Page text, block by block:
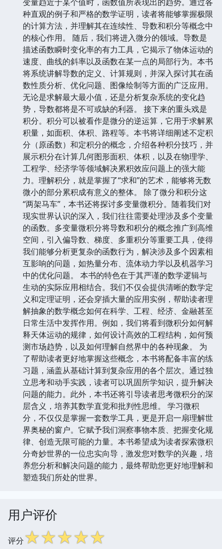
种直观的例子和严格的数学证明，读者将能够掌握极限
的计算方法，并理解其在连续性、导数和积分等概念中
的核心作用。 随后，我们将进入微分的领域。导数是
描述函数瞬时变化率的有力工具，它揭示了物体运动的
速度、曲线的斜率以及函数在某一点的局部行为。本书
将系统讲解导数的定义、计算规则，并深入探讨其在函
数性质分析、优化问题、图像绘制等方面的广泛应用。
无论是求解最大最小值，还是分析复杂系统的变化趋
势，导数都将是不可或缺的利器。 接下来的重头戏是
积分。积分可以被看作是微分的逆运算，它用于求解累
积量，如面积、体积、路程等。本书将详细阐述不定积
分（原函数）和定积分的概念，介绍各种积分技巧，并
展示积分在计算几何图形面积、体积，以及在物理学、
工程学、经济学等领域解决累积效应问题上的强大能
力。理解积分，就是掌握了“求和”的艺术，能够将无数
微小的部分累积成有意义的整体。 除了微分和积分这
“两架马车”，本书还将探讨多变量微积分。随着我们对
现实世界认识的深入，我们往往需要处理涉及多个变量
的函数。多变量微积分将导数和积分的概念推广到高维
空间，引入偏导数、梯度、多重积分等重要工具，使得
我们能够分析更复杂的函数行为，解决涉及多个因素相
互影响的问题，如热量分布、流体动力学以及机器学习
中的优化问题。 本书的特色在于其严谨的数学逻辑与
生动的实际应用相结合。我们不仅会提供清晰的数学定
义和定理证明，还会穿插大量的应用实例，帮助读者理
解抽象的数学概念如何在科学、工程、经济、金融甚至
日常生活中发挥作用。例如，我们将看到微积分如何解
释天体运动的规律，如何设计高效的工程结构，如何预
测市场趋势，以及如何理解自然界中的各种现象。 为
了帮助读者更好地掌握这些概念，本书将配备丰富的练
习题，涵盖从基础计算到复杂应用的各个层次。通过独
立思考和动手实践，读者可以巩固所学知识，提升解决
问题的能力。此外，本书还将引导读者思考微积分的深
层含义，培养其数学直觉和批判性思维。 学习微积
分，不仅仅是掌握一套数学工具，更是开启一扇理解世
界奥秘的窗户。它赋予我们洞察事物本质、把握变化规
律、创造无限可能的力量。本书希望成为读者探索微积
分奇妙世界的一位忠实向导，激发您对数学的兴趣，培
养您分析和解决问题的能力，最终帮助您更好地理解和
塑造我们所处的世界。
用户评价
评分☆☆☆☆☆